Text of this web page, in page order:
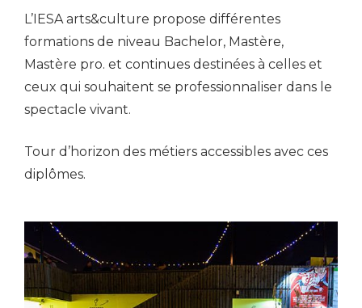
L’IESA arts&culture propose différentes
formations de niveau Bachelor, Mastère,
Mastère pro. et continues destinées à celles et
ceux qui souhaitent se professionnaliser dans le
spectacle vivant.
Tour d’horizon des métiers accessibles avec ces
diplômes.